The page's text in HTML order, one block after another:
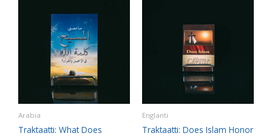
Arabia
Traktaatti: What Does
Englanti
Traktaatti: Does Islam Honor